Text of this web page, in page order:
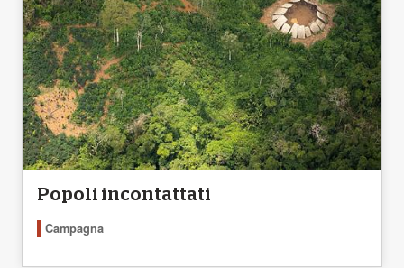
Popoli incontattati
Campagna